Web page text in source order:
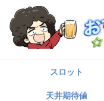
スロット
天井期待値